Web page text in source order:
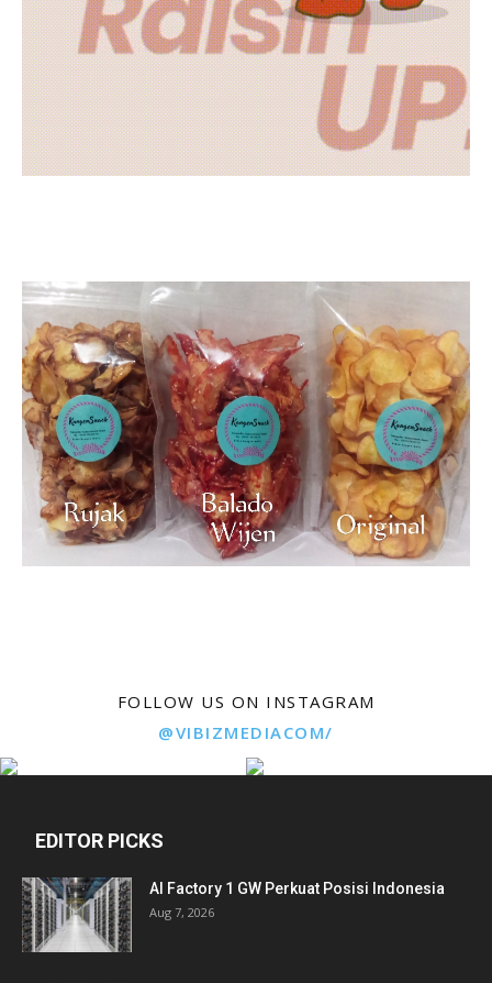
FOLLOW US ON INSTAGRAM
@VIBIZMEDIACOM/
EDITOR PICKS
AI Factory 1 GW Perkuat Posisi Indonesia
Aug 7, 2026